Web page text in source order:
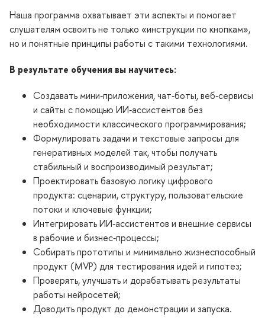
Наша программа охватывает эти аспекты и ​​помогает
слушателям освоить не только «инструкции по кнопкам»,
но и понятные принципы работы с такими технологиями.
результате обучения вы научитесь:
Создавать мини‑приложения, чат‑боты, веб‑сервисы
и сайты с помощью ИИ‑ассистентов без
необходимости классического программирования;
Формулировать задачи и текстовые запросы для
енеративных моделей так, чтобы получать
стабильный и воспроизводимый результат;
Проектировать базовую логику цифрового
продукта: сценарии, структуру, пользовательские
потоки и ключевые функции;
Интегрировать ИИ‑ассистентов и внешние сервисы
рабочие и бизнес‑процессы;
Собирать прототипы и минимально жизнеспособный
продукт (MVP) для тестирования идей и гипотез;
Проверять, улучшать и дорабатывать результаты
работы нейросетей;
Доводить продукт до демонстрации и запуска.